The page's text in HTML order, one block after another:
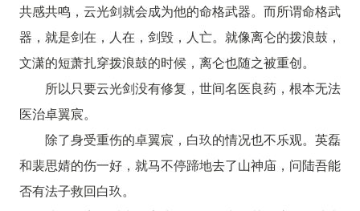
共感共鸣，云光剑就会成为他的命格武器。而所谓命格武
器，就是剑在，人在，剑毁，人亡。就像离仑的拨浪鼓，
文潇的短萧扎穿拨浪鼓的时候，离仑也随之被重创。
所以只要云光剑没有修复，世间名医良药，根本无法
医治卓翼宸。
除了身受重伤的卓翼宸，白玖的情况也不乐观。英磊
和裴思婧的伤一好，就马不停蹄地去了山神庙，问陆吾能
否有法子救回白玖。